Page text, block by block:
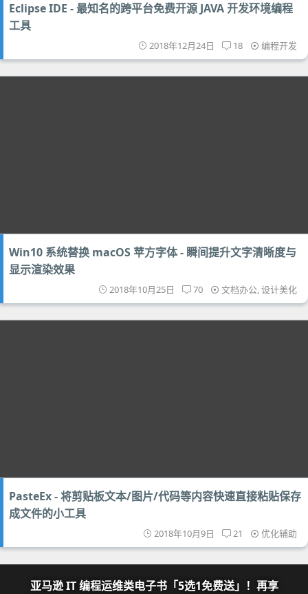
Eclipse IDE - 最知名的跨平台免费开源 JAVA 开发环境编程
工具
2018年12月24日 18 编程开发
Win10 系统替换 macOS 苹方字体 - 瞬间提升文字清晰度与
显示渲染效果
2018年10月25日 70 文档办公,设计美化
PasteEx - 将剪贴板文本/图片/代码等内容快速直接粘贴保存
成文件的小工具
2018年10月9日 21 优化辅助
亚马逊 IT 编程运维类电子书「5选1免费送」！再享